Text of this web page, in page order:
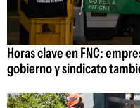
Horas clave en FNC:
gobierno y sindicato